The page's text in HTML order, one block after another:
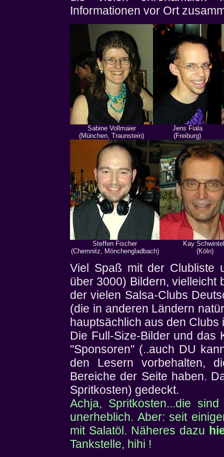
Informationen vor Ort
Sabine Vollmaier
(München, Traunstein)
Jens Fiala
(Freiburg)
Steffen Fischer
(Chemnitz, Mönchengladbach)
Kay
(Köln)
Viel Spaß mit der Clubliste
über 3000) Bildern, vielleicht
der vielen Salsa-Clubs
(die in anderen Ländern
hauptsächlich aus den Clubs
Die Full-Size-Bilder und das
"Sponsoren" (..auch DU
den Lesern vorbehalten,
Bereiche der Seite haben.
Spritkosten) gedeckt.
Achja, Spritkosten...die
unerheblich. Aber: seit
mit Salatöl. Näheres dazu
Tankstelle, hihi !